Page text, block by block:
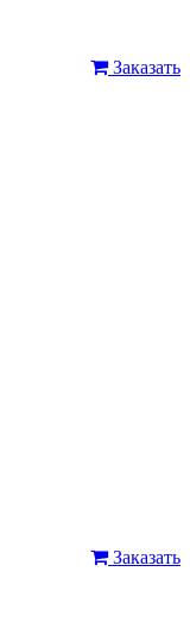
Заказать
Заказать